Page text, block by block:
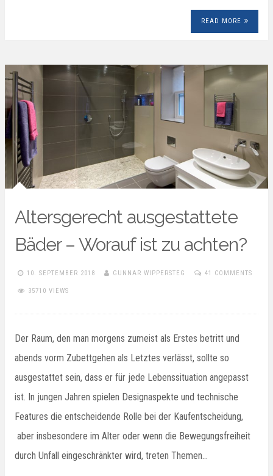
READ MORE
Altersgerecht ausgestattete
Bäder – Worauf ist zu achten?
10. SEPTEMBER 2018 GUNNAR WIPPERSTEG 41 COMMENTS
35710 VIEWS
Der Raum, den man morgens zumeist als Erstes betritt und
abends vorm Zubettgehen als Letztes verlässt, sollte so
ausgestattet sein, dass er für jede Lebenssituation angepasst
ist. In jungen Jahren spielen Designaspekte und technische
Features die entscheidende Rolle bei der Kaufentscheidung,
aber insbesondere im Alter oder wenn die Bewegungsfreiheit
durch Unfall eingeschränkter wird, treten Themen…